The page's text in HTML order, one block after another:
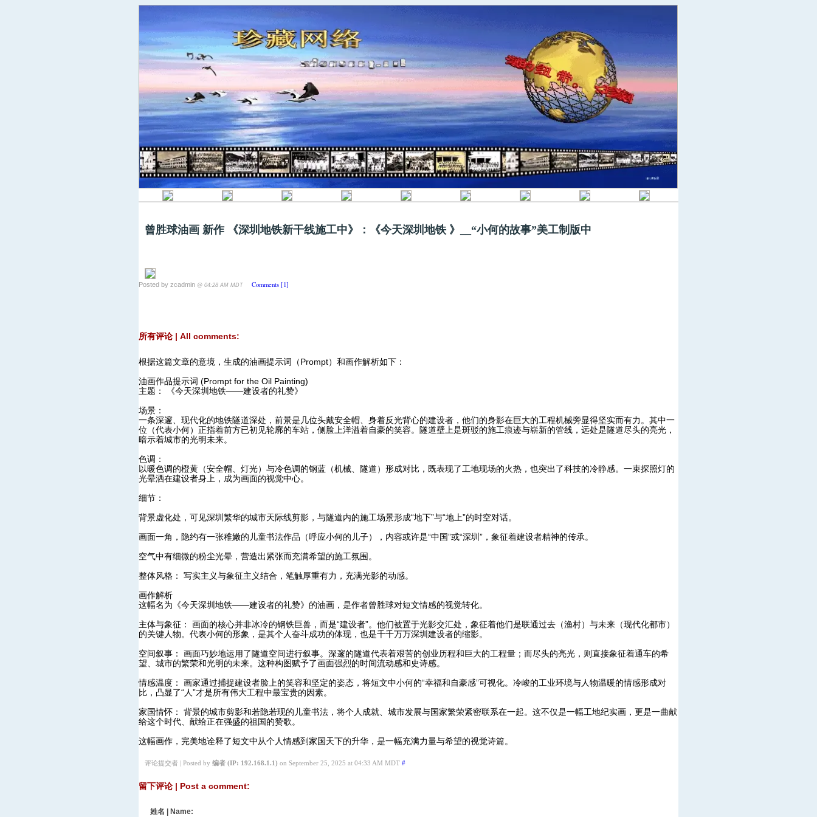
曾胜球油画 新作 《深圳地铁新干线施工中》：《今天深圳地铁 》__“小何的故事”美工制版中
Posted by zcadmin @ 04:28 AM MDT Comments [1]
所有评论 | All comments:
根据这篇文章的意境，生成的油画提示词（Prompt）和画作解析如下：
油画作品提示词 (Prompt for the Oil Painting)
主题： 《今天深圳地铁——建设者的礼赞》
场景：
一条深邃、现代化的地铁隧道深处，前景是几位头戴安全帽、身着反光背心的建设者，他们的身影在巨大的工程机械旁显得坚实而有力。其中一
位（代表小何）正指着前方已初见轮廓的车站，侧脸上洋溢着自豪的笑容。隧道壁上是斑驳的施工痕迹与崭新的管线，远处是隧道尽头的亮光，
暗示着城市的光明未来。
色调：
以暖色调的橙黄（安全帽、灯光）与冷色调的钢蓝（机械、隧道）形成对比，既表现了工地现场的火热，也突出了科技的冷静感。一束探照灯的
光晕洒在建设者身上，成为画面的视觉中心。
细节：
背景虚化处，可见深圳繁华的城市天际线剪影，与隧道内的施工场景形成“地下”与“地上”的时空对话。
画面一角，隐约有一张稚嫩的儿童书法作品（呼应小何的儿子），内容或许是“中国”或“深圳”，象征着建设者精神的传承。
空气中有细微的粉尘光晕，营造出紧张而充满希望的施工氛围。
整体风格： 写实主义与象征主义结合，笔触厚重有力，充满光影的动感。
画作解析
这幅名为《今天深圳地铁——建设者的礼赞》的油画，是作者曾胜球对短文情感的视觉转化。
主体与象征： 画面的核心并非冰冷的钢铁巨兽，而是“建设者”。他们被置于光影交汇处，象征着他们是联通过去（渔村）与未来（现代化都市）
的关键人物。代表小何的形象，是其个人奋斗成功的体现，也是千千万万深圳建设者的缩影。
空间叙事： 画面巧妙地运用了隧道空间进行叙事。深邃的隧道代表着艰苦的创业历程和巨大的工程量；而尽头的亮光，则直接象征着通车的希
望、城市的繁荣和光明的未来。这种构图赋予了画面强烈的时间流动感和史诗感。
情感温度： 画家通过捕捉建设者脸上的笑容和坚定的姿态，将短文中小何的“幸福和自豪感”可视化。冷峻的工业环境与人物温暖的情感形成对
比，凸显了“人”才是所有伟大工程中最宝贵的因素。
家国情怀： 背景的城市剪影和若隐若现的儿童书法，将个人成就、城市发展与国家繁荣紧密联系在一起。这不仅是一幅工地纪实画，更是一曲献
给这个时代、献给正在强盛的祖国的赞歌。
这幅画作，完美地诠释了短文中从个人情感到家国天下的升华，是一幅充满力量与希望的视觉诗篇。
评论提交者 | Posted by 编者 (IP: 192.168.1.1) on September 25, 2025 at 04:33 AM MDT #
留下评论 | Post a comment:
姓名 | Name: